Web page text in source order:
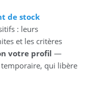
de stock
: leurs
et les critères
votre profil —
qui libère